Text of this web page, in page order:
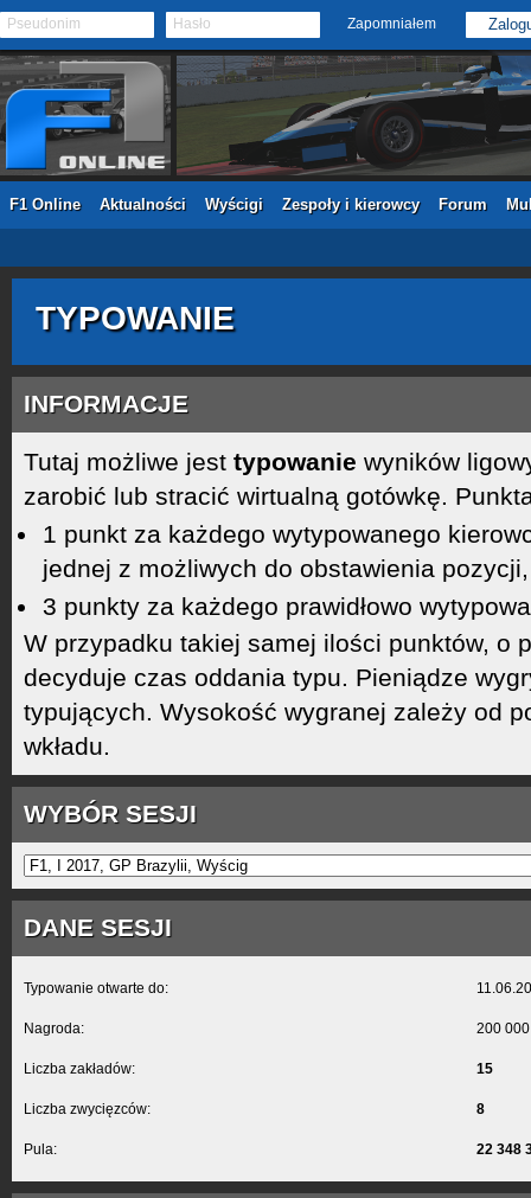
Pseudonim Hasło Zapomniałem
F1 Online Aktualności Wyścigi Zespoły i kierowcy Forum
TYPOWANIE
INFORMACJE
Tutaj możliwe jest typowanie wyników
zarobić lub stracić wirtualną gotówkę.
1 punkt za każdego wytypowanego
jednej z możliwych do obstawienia pozycji,
3 punkty za każdego prawidłowo
W przypadku takiej samej ilości punktów, o
decyduje czas oddania typu. Pieniądze
typujących. Wysokość wygranej zależy od
wkładu.
WYBÓR SESJI
DANE SESJI
Typowanie otwarte do:
Nagroda: 200
Liczba zakładów: 15
Liczba zwycięzców: 8
Pula: 22 348